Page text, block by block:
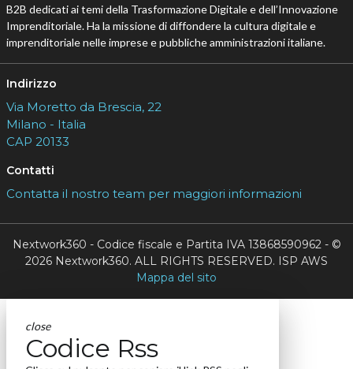
B2B dedicati ai temi della Trasformazione Digitale e dell’Innovazione
Imprenditoriale. Ha la missione di diffondere la cultura digitale e
imprenditoriale nelle imprese e pubbliche amministrazioni italiane.
Indirizzo
Via Moretto da Brescia, 22
Milano - Italia
CAP 20133
Contatti
Contatta il nostro team per maggiori informazioni
Nextwork360 - Codice fiscale e Partita IVA 13868590962 - ©
2026 Nextwork360. ALL RIGHTS RESERVED. ISP AWS
Mappa del sito
close
Codice Rss